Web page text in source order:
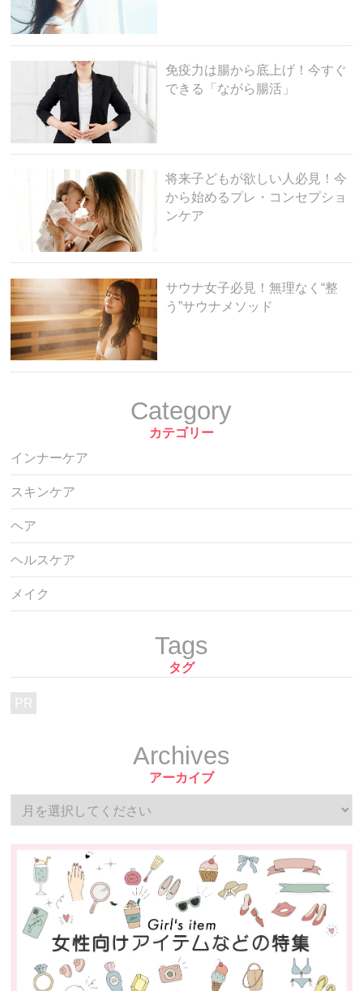
免疫力は腸から底上げ！今すぐ
できる「ながら腸活」
将来子どもが欲しい人必見！今
から始めるプレ・コンセプショ
ンケア
サウナ女子必見！無理なく“整
う”サウナメソッド
Category
カテゴリー
インナーケア
スキンケア
ヘア
ヘルスケア
メイク
Tags
タグ
PR
Archives
アーカイブ